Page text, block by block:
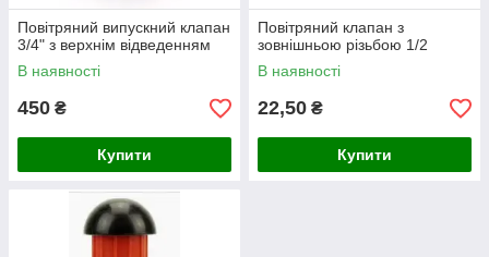
Повітряний випускний клапан
3/4" з верхнім відведенням
В наявності
450 ₴
Купити
Повітряний клапан з
зовнішньою різьбою 1/2
В наявності
22,50 ₴
Купити